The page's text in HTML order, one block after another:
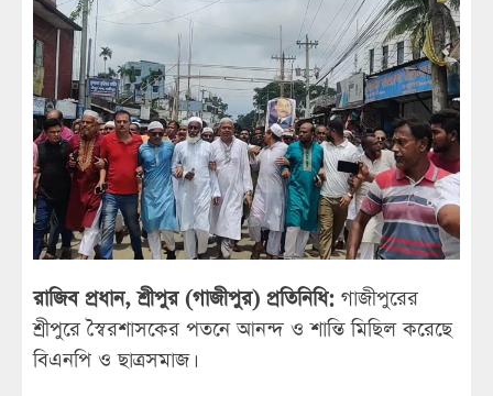
রাজিব প্রধান, শ্রীপুর (গাজীপুর) প্রতিনিধি: গাজীপুরের
শ্রীপুরে স্বৈরশাসকের পতনে আনন্দ ও শান্তি মিছিল করেছে
বিএনপি ও ছাত্রসমাজ।